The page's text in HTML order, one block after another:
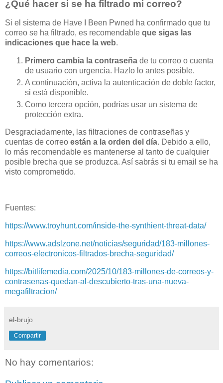
¿Qué hacer si se ha filtrado mi correo?
Si el sistema de Have I Been Pwned ha confirmado que tu
correo se ha filtrado, es recomendable que sigas las
indicaciones que hace la web.
Primero cambia la contraseña de tu correo o cuenta
de usuario con urgencia. Hazlo lo antes posible.
A continuación, activa la autenticación de doble factor,
si está disponible.
Como tercera opción, podrías usar un sistema de
protección extra.
Desgraciadamente, las filtraciones de contraseñas y
cuentas de correo están a la orden del día. Debido a ello,
lo más recomendable es mantenerse al tanto de cualquier
posible brecha que se produzca. Así sabrás si tu email se ha
visto comprometido.
Fuentes:
https://www.troyhunt.com/inside-the-synthient-threat-data/
https://www.adslzone.net/noticias/seguridad/183-millones-
correos-electronicos-filtrados-brecha-seguridad/
https://bitlifemedia.com/2025/10/183-millones-de-correos-y-
contrasenas-quedan-al-descubierto-tras-una-nueva-
megafiltracion/
el-brujo
Compartir
No hay comentarios: